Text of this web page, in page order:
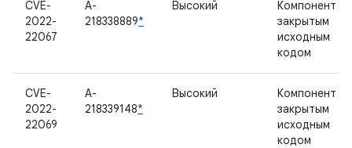
CVE-
2022-
22067
A-
218338889*
Высокий
Компонент с
закрытым
исходным
кодом
CVE-
2022-
22069
A-
218339148*
Высокий
Компонент с
закрытым
исходным
кодом